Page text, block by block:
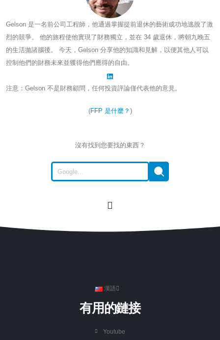
Gelson 是一名前公司工程師，他通過掌握提前退休的藝術成功地逃脫了激
烈的競爭。 他的旅程使他實現了財務獨立，並在 34 歲退休，將朝九晚五
的生活拋諸腦後。 今天，Gelson 分享他的知識和見解，以便其他人可以
控制他們的財務未來並獲得他們應得的自由。
注意：Gelson 不是財務顧問，任何投資評論僅代表他的意見。
(FFP 是什麼？ )
沒有找到您要找的東西？
漢語
有用的鏈接
Youtube